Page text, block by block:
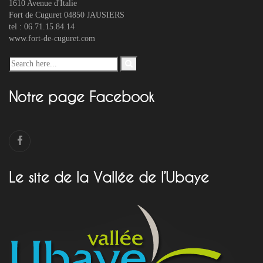
1610 Avenue d'Italie
Fort de Cuguret 04850 JAUSIERS
tel : 06.71.15.84.14
www.fort-de-cuguret.com
Notre page Facebook
Le site de la Vallée de l’Ubaye